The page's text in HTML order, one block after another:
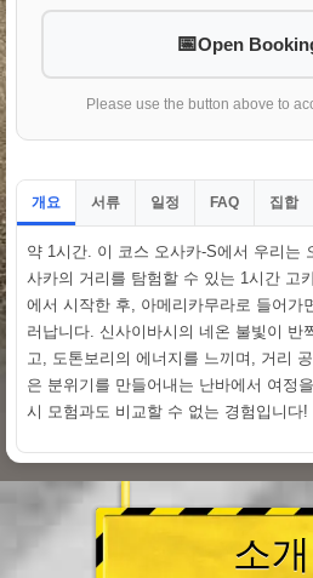
Open
Please use the button above to
개요 서류 일정 FAQ 집합
약 1시간. 이 코스 오사카-S에서 우리는
사카의 거리를 탐험할 수 있는 1시간 고
에서 시작한 후, 아메리카무라로 들어가
러납니다. 신사이바시의 네온 불빛이 반
고, 도톤보리의 에너지를 느끼며, 거리
은 분위기를 만들어내는 난바에서 여정
시 모험과도 비교할 수 없는 경험입니다!
소개